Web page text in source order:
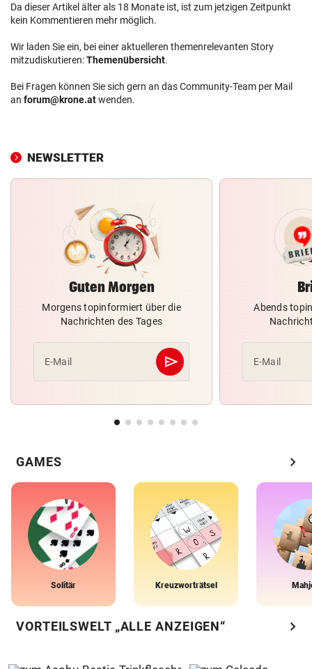
Da dieser Artikel älter als 18 Monate ist, ist zum jetzigen Zeitpunkt
kein Kommentieren mehr möglich.
Wir laden Sie ein, bei einer aktuelleren themenrelevanten Story
mitzudiskutieren:Themenübersicht.
Bei Fragen können Sie sich gern an das Community-Team per Mail
an forum@krone.atwenden.
NEWSLETTER
Guten Morgen
Morgens topinformiert über die
Nachrichten des Tages
E-Mail send
Abschicken
Abends
E-Mail
GAMES chevron_right
Solitär Kreuzworträtsel
VORTEILSWELT „ALLE ANZEIGEN“ chevron_right